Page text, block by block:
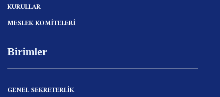
KURULLAR
MESLEK KOMİTELERİ
Birimler
GENEL SEKRETERLİK